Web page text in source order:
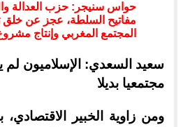
حواس سنيجر: حزب العدالة
مفاتيح السلطة، عجز عن خلق
المجتمع المغربي وإنتاج
سعيد السعدي: الإسلاميون لم
مجتمعيا بديلا
ومن زاوية الخبير